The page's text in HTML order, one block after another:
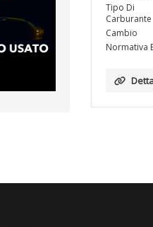
Tipo Di
Carburante
Cambio
Normativa